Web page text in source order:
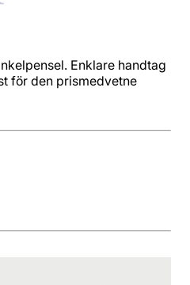
Enklare handtag
för den prismedvetne